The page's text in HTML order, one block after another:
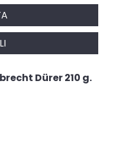
Dürer 210 g.